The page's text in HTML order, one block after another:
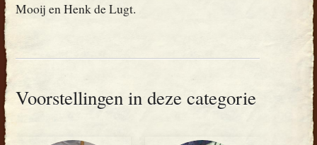
Mooij en Henk de Lugt.
Voorstellingen in deze categorie